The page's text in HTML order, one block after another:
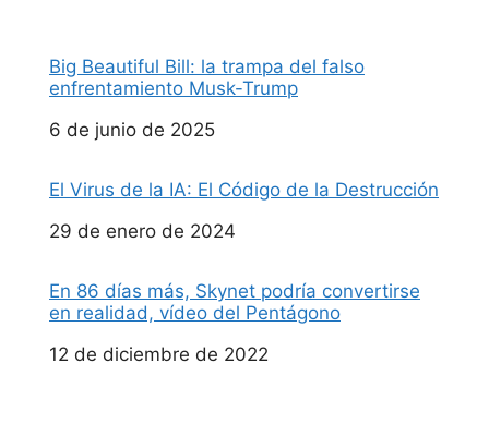
Big Beautiful Bill: la trampa del falso
enfrentamiento Musk-Trump
Fecha
6 de junio de 2025
El Virus de la IA: El Código de la Destrucción
Fecha
29 de enero de 2024
En 86 días más, Skynet podría convertirse
en realidad, vídeo del Pentágono
Fecha
12 de diciembre de 2022